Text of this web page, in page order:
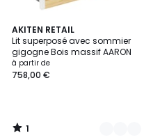
AKITEN RETAIL
Lit superposé avec sommier
gigogne Bois massif AARON
à partir de
758,00 €
1
/
5
4
Couleurs
1
/